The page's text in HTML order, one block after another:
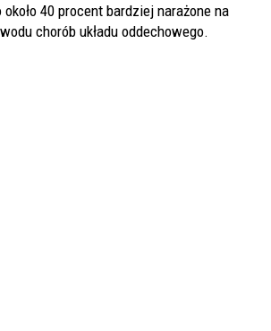
40 procent bardziej narażone na
chorób układu oddechowego.